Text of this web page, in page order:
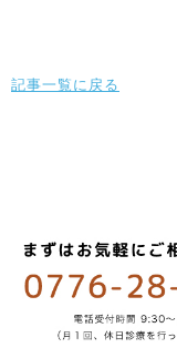
記事一覧に戻る